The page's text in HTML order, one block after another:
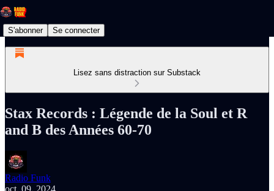
S'abonner Se connecter
Lisez sans distraction sur Substack
Stax Records : Légende de la Soul et R
and B des Années 60-70
Radio Funk
oct. 09, 2024